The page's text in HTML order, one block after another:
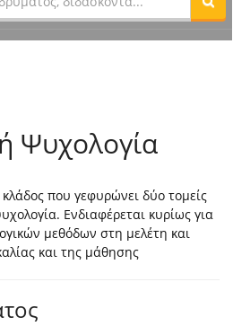
Ψυχολογία
κλάδος που γεφυρώνει δύο τομείς
Ενδιαφέρεται κυρίως για
μεθόδων στη μελέτη και
και της μάθησης